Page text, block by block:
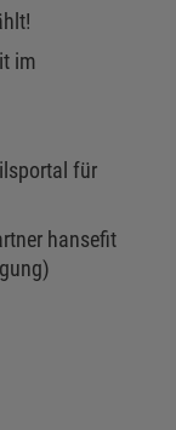
im
für
hansefit